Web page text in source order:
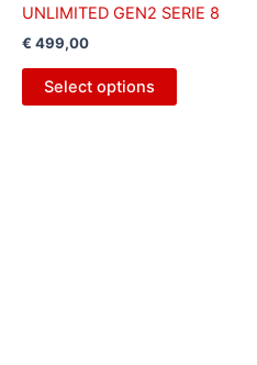
UNLIMITED GEN2 SERIE 8
€ 499,00
Select options